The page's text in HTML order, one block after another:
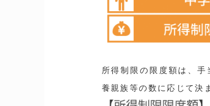
所得制限の限度額は、
養親族等の数に応じて決